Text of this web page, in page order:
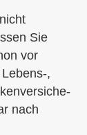
Sie
vor
,
nach